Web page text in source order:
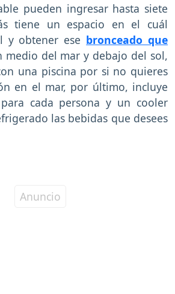
pueden ingresar hasta siete
tiene un espacio en el cuál
y obtener ese bronceado que
medio del mar y debajo del sol,
una piscina por si no quieres
en el mar, por último, incluye
cada persona y un cooler
las bebidas que desees